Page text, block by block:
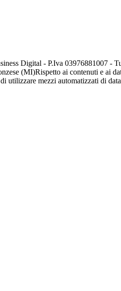
Digital - P.Iva 03976881007 -
(MI)Rispetto ai contenuti e ai
utilizzare mezzi automatizzati di